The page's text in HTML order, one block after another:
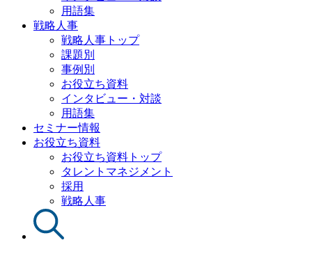
用語集
戦略人事
戦略人事トップ
課題別
事例別
お役立ち資料
インタビュー・対談
用語集
セミナー情報
お役立ち資料
お役立ち資料トップ
タレントマネジメント
採用
戦略人事